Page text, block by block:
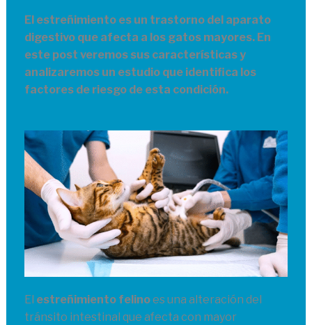
El estreñimiento es un trastorno del aparato
digestivo que afecta a los gatos mayores. En
este post veremos sus características y
analizaremos un estudio que identifica los
factores de riesgo de esta condición.
El estreñimiento felinoes una alteración del
tránsito intestinal que afecta con mayor